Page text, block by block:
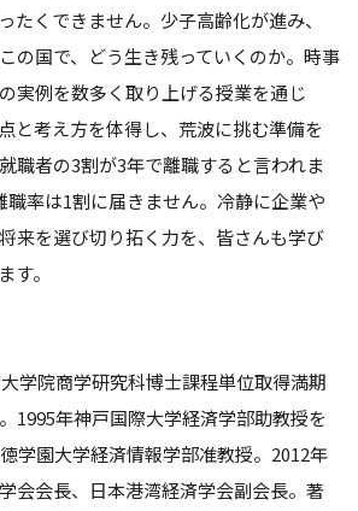
たくできません。少子高齢化が進み、
の国で、どう生き残っていくのか。時事
実例を数多く取り上げる授業を通じ
と考え方を体得し、荒波に挑む準備を
職者の3割が3年で離職すると言われま
職率は1割に届きません。冷静に企業や
来を選び切り拓く力を、皆さんも学び
す。
学院商学研究科博士課程単位取得満期
1995年神戸国際大学経済学部助教授を
学園大学経済情報学部准教授。2012年
会会長、日本港湾経済学会副会長。著